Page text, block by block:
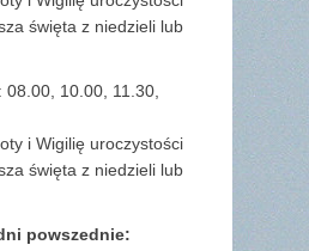
święta z niedzieli lub
: 08.00, 10.00, 11.30,
i Wigilię uroczystości
święta z niedzieli lub
powszednie: